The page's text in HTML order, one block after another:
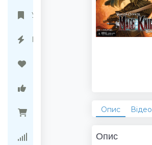
Українські ігри
Передзамовлення
Рейтинг колекцій
Опис Відео
Опис